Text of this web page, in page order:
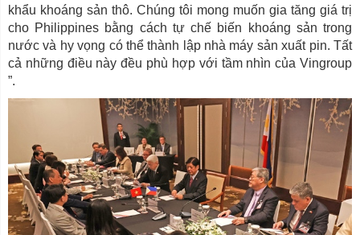
khẩu khoáng sản thô. Chúng tôi mong muốn gia tăng giá trị
cho Philippines bằng cách tự chế biến khoáng sản trong
nước và hy vọng có thể thành lập nhà máy sản xuất pin. Tất
cả những điều này đều phù hợp với tầm nhìn của Vingroup
”.